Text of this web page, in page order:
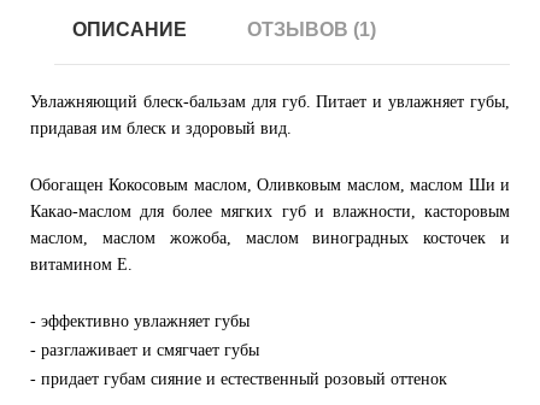
ОПИСАНИЕ ОТЗЫВОВ (1)
Увлажняющий блеск-бальзам для губ. Питает и увлажняет губы,
придавая им блеск и здоровый вид.
Обогащен Кокосовым маслом, Оливковым маслом, маслом Ши и
Какао-маслом для более мягких губ и влажности, касторовым
маслом, маслом жожоба, маслом виноградных косточек и
витамином Е.
- эффективно увлажняет губы
- разглаживает и смягчает губы
- придает губам сияние и естественный розовый оттенок